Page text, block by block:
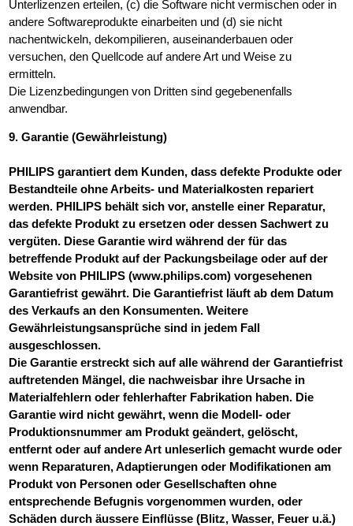
Unterlizenzen erteilen, (c) die Software nicht vermischen oder in
andere Softwareprodukte einarbeiten und (d) sie nicht
nachentwickeln, dekompilieren, auseinanderbauen oder
versuchen, den Quellcode auf andere Art und Weise zu
ermitteln.
Die Lizenzbedingungen von Dritten sind gegebenenfalls
anwendbar.
9. Garantie (Gewährleistung)
PHILIPS garantiert dem Kunden, dass defekte Produkte oder
Bestandteile ohne Arbeits- und Materialkosten repariert
werden. PHILIPS behält sich vor, anstelle einer Reparatur,
das defekte Produkt zu ersetzen oder dessen Sachwert zu
vergüten. Diese Garantie wird während der für das
betreffende Produkt auf der Packungsbeilage oder auf der
Website von PHILIPS (www.philips.com) vorgesehenen
Garantiefrist gewährt. Die Garantiefrist läuft ab dem Datum
des Verkaufs an den Konsumenten. Weitere
Gewährleistungsansprüche sind in jedem Fall
ausgeschlossen.
Die Garantie erstreckt sich auf alle während der Garantiefrist
auftretenden Mängel, die nachweisbar ihre Ursache in
Materialfehlern oder fehlerhafter Fabrikation haben. Die
Garantie wird nicht gewährt, wenn die Modell- oder
Produktionsnummer am Produkt geändert, gelöscht,
entfernt oder auf andere Art unleserlich gemacht wurde oder
wenn Reparaturen, Adaptierungen oder Modifikationen am
Produkt von Personen oder Gesellschaften ohne
entsprechende Befugnis vorgenommen wurden, oder
Schäden durch äussere Einflüsse (Blitz, Wasser, Feuer u.ä.)